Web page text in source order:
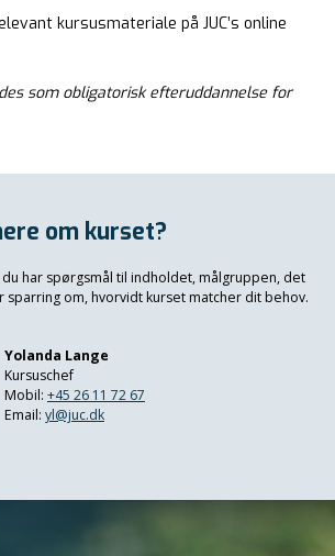
kursusmateriale på JUC’s online
som obligatorisk efteruddannelse for
om kurset?
du har spørgsmål til indholdet, målgruppen, det
sparring om, hvorvidt kurset matcher dit behov.
Yolanda Lange
Kursuschef
Mobil: +45 26 11 72 67
Email: yl@juc.dk